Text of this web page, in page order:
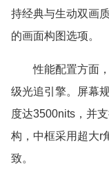
持经典与生动双画
的画面构图选项。
性能配置方面
级光追引擎。屏幕
度达3500nits，并
构，中框采用超大r
致。